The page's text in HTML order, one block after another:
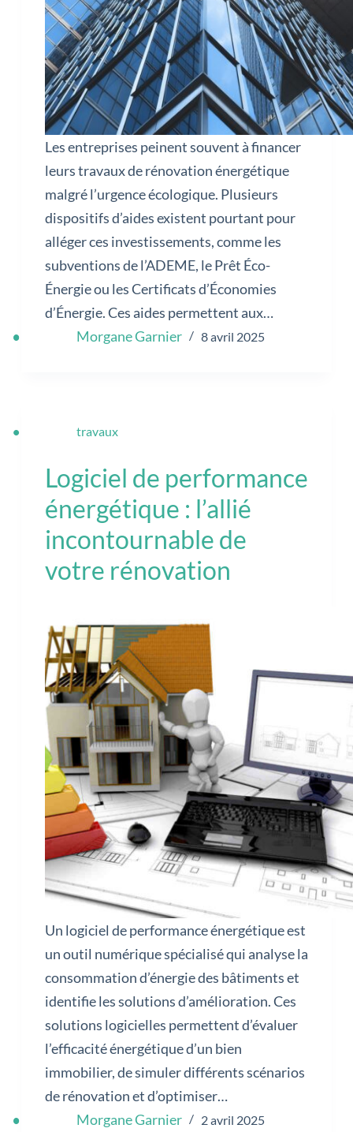
Les entreprises peinent souvent à financer
leurs travaux de rénovation énergétique
malgré l’urgence écologique. Plusieurs
dispositifs d’aides existent pourtant pour
alléger ces investissements, comme les
subventions de l’ADEME, le Prêt Éco-
Énergie ou les Certificats d’Économies
d’Énergie. Ces aides permettent aux…
Morgane Garnier
8 avril 2025
travaux
Logiciel de performance
énergétique : l’allié
incontournable de
votre rénovation
Un logiciel de performance énergétique est
un outil numérique spécialisé qui analyse la
consommation d’énergie des bâtiments et
identifie les solutions d’amélioration. Ces
solutions logicielles permettent d’évaluer
l’efficacité énergétique d’un bien
immobilier, de simuler différents scénarios
de rénovation et d’optimiser…
Morgane Garnier
2 avril 2025